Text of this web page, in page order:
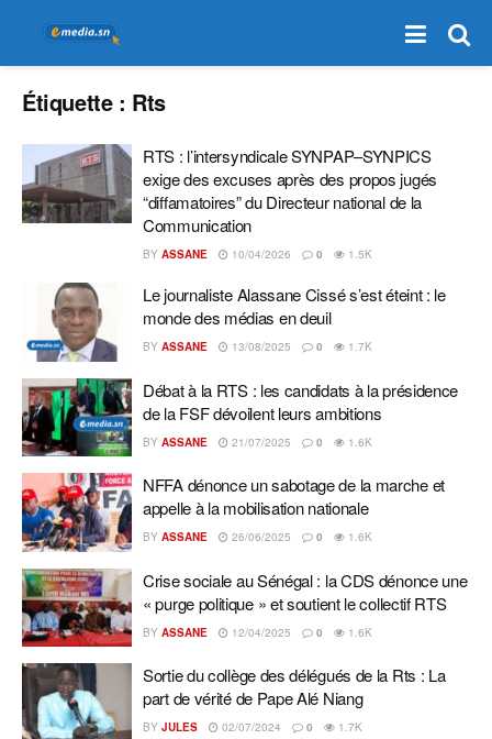
Étiquette : Rts
RTS : l’intersyndicale SYNPAP–SYNPICS
exige des excuses après des propos jugés
“diffamatoires” du Directeur national de la
Communication
BY ASSANE 10/04/2026 0 1.5K
Le journaliste Alassane Cissé s’est éteint : le
monde des médias en deuil
BY ASSANE 13/08/2025 0 1.7K
Débat à la RTS : les candidats à la présidence
de la FSF dévoilent leurs ambitions
BY ASSANE 21/07/2025 0 1.6K
NFFA dénonce un sabotage de la marche et
appelle à la mobilisation nationale
BY ASSANE 26/06/2025 0 1.6K
Crise sociale au Sénégal : la CDS dénonce une
« purge politique » et soutient le collectif RTS
BY ASSANE 12/04/2025 0 1.6K
Sortie du collège des délégués de la Rts : La
part de vérité de Pape Alé Niang
BY JULES 02/07/2024 0 1.7K